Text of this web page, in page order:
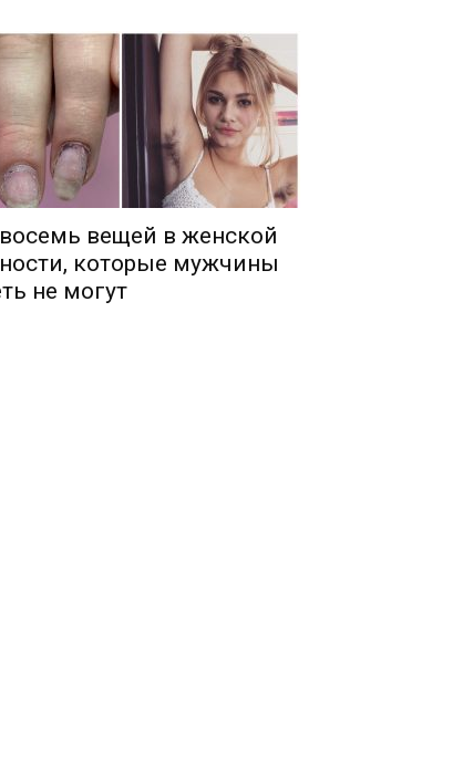
вещей в женской
которые мужчины
не могут